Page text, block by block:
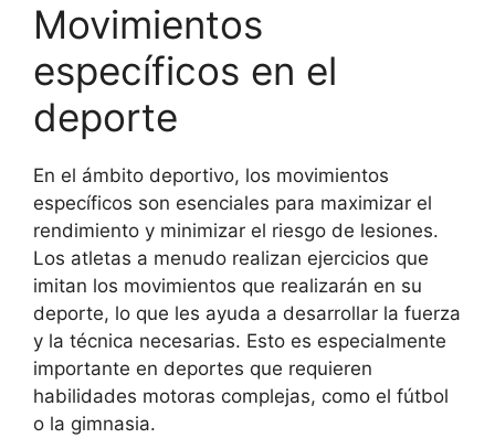
Movimientos
específicos en el
deporte
En el ámbito deportivo, los movimientos
específicos son esenciales para maximizar el
rendimiento y minimizar el riesgo de lesiones.
Los atletas a menudo realizan ejercicios que
imitan los movimientos que realizarán en su
deporte, lo que les ayuda a desarrollar la fuerza
y la técnica necesarias. Esto es especialmente
importante en deportes que requieren
habilidades motoras complejas, como el fútbol
o la gimnasia.